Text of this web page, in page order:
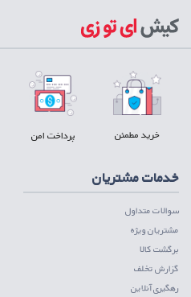
خرید مطمئن پرداخت امن
خدمات مشتریان
سوالات متداول
مشتریان ویژه
برگشت کالا
گزارش تخلف
رهگیری آنلاین